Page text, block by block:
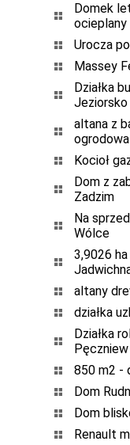
Domek
ocieplany
Urocza
Massey
Działka
Jeziorsko
altana z
ogrodowa
Kocioł
Dom z
Zadzim
Na
Wólce
3,9026
altany
działka
Działka
Pęczniew
850 m2 -
Dom
Dom
Renault